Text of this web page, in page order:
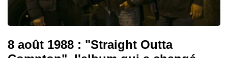
8 août 1988 : "Straight Outta